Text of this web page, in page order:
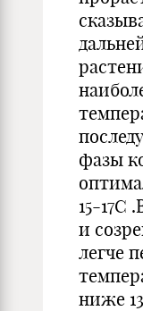
фазы
15-17С
и
легче
ниже